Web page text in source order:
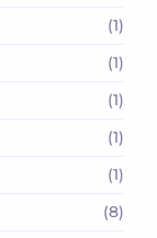
(1)
(1)
(1)
(1)
(1)
(8)